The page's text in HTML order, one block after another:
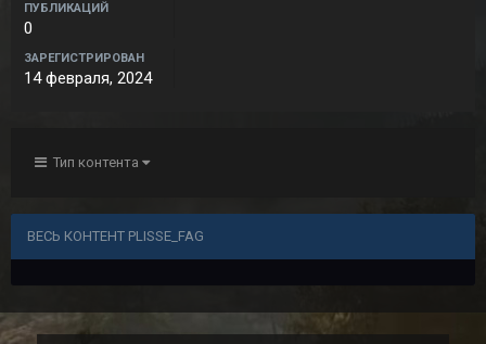
ПУБЛИКАЦИЙ
0
ЗАРЕГИСТРИРОВАН
14 февраля, 2024
Тип контента
ВЕСЬ КОНТЕНТ PLISSE_FAG